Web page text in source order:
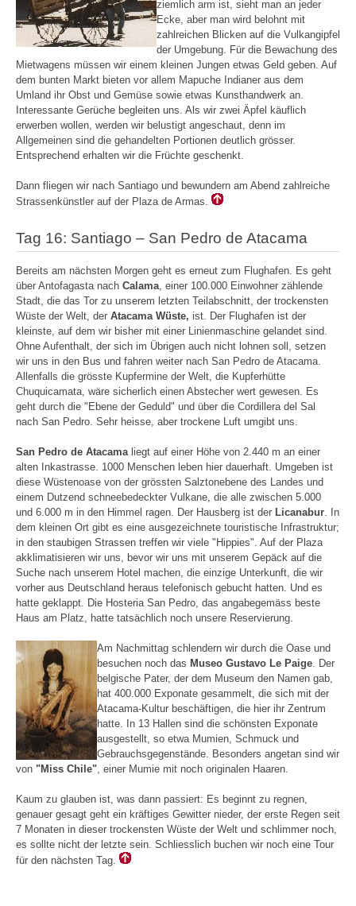
ziemlich arm ist, sieht man an jeder
Ecke, aber man wird belohnt mit
zahlreichen Blicken auf die Vulkangipfel
der Umgebung. Für die Bewachung des
Mietwagens müssen wir einem kleinen Jungen etwas Geld geben. Auf
dem bunten Markt bieten vor allem Mapuche Indianer aus dem
Umland ihr Obst und Gemüse sowie etwas Kunsthandwerk an.
Interessante Gerüche begleiten uns. Als wir zwei Äpfel käuflich
erwerben wollen, werden wir belustigt angeschaut, denn im
Allgemeinen sind die gehandelten Portionen deutlich grösser.
Entsprechend erhalten wir die Früchte geschenkt.
Dann fliegen wir nach Santiago und bewundern am Abend zahlreiche
Strassenkünstler auf der Plaza de Armas.
Tag 16: Santiago – San Pedro de Atacama
Bereits am nächsten Morgen geht es erneut zum Flughafen. Es geht
über Antofagasta nach Calama, einer 100.000 Einwohner zählende
Stadt, die das Tor zu unserem letzten Teilabschnitt, der trockensten
Wüste der Welt, der Atacama Wüste, ist. Der Flughafen ist der
kleinste, auf dem wir bisher mit einer Linienmaschine gelandet sind.
Ohne Aufenthalt, der sich im Übrigen auch nicht lohnen soll, setzen
wir uns in den Bus und fahren weiter nach San Pedro de Atacama.
Allenfalls die grösste Kupfermine der Welt, die Kupferhütte
Chuquicamata, wäre sicherlich einen Abstecher wert gewesen. Es
geht durch die "Ebene der Geduld" und über die Cordillera del Sal
nach San Pedro. Sehr heisse, aber trockene Luft umgibt uns.
San Pedro de Atacamaliegt auf einer Höhe von 2.440 m an einer
alten Inkastrasse. 1000 Menschen leben hier dauerhaft. Umgeben ist
diese Wüstenoase von der grössten Salztonebene des Landes und
einem Dutzend schneebedeckter Vulkane, die alle zwischen 5.000
und 6.000 m in den Himmel ragen. Der Hausberg ist der Licanabur. In
dem kleinen Ort gibt es eine ausgezeichnete touristische Infrastruktur;
in den staubigen Strassen treffen wir viele "Hippies". Auf der Plaza
akklimatisieren wir uns, bevor wir uns mit unserem Gepäck auf die
Suche nach unserem Hotel machen, die einzige Unterkunft, die wir
vorher aus Deutschland heraus telefonisch gebucht hatten. Und es
hatte geklappt. Die Hosteria San Pedro, das angabegemäss beste
Haus am Platz, hatte tatsächlich noch unsere Reservierung.
Am Nachmittag schlendern wir durch die Oase und
besuchen noch das Museo Gustavo Le Paige. Der
belgische Pater, der dem Museum den Namen gab,
hat 400.000 Exponate gesammelt, die sich mit der
Atacama-Kultur beschäftigen, die hier ihr Zentrum
hatte. In 13 Hallen sind die schönsten Exponate
ausgestellt, so etwa Mumien, Schmuck und
Gebrauchsgegenstände. Besonders angetan sind wir
von "Miss Chile", einer Mumie mit noch originalen Haaren.
Kaum zu glauben ist, was dann passiert: Es beginnt zu regnen,
genauer gesagt geht ein kräftiges Gewitter nieder, der erste Regen seit
7 Monaten in dieser trockensten Wüste der Welt und schlimmer noch,
es sollte nicht der letzte sein. Schliesslich buchen wir noch eine Tour
für den nächsten Tag.